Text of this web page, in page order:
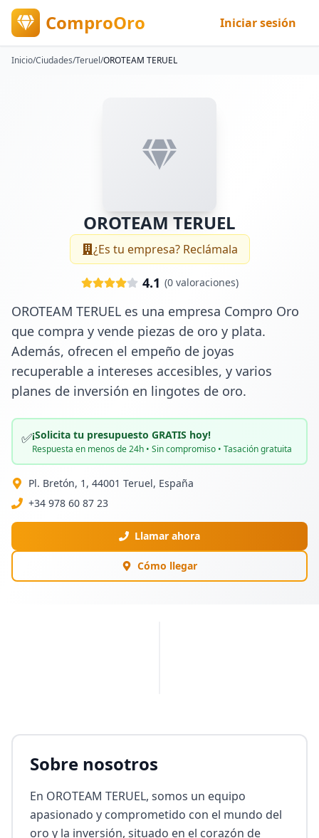
ComproOro Iniciar sesión
Inicio/Ciudades/Teruel/OROTEAM TERUEL
OROTEAM TERUEL
¿Es tu empresa? Reclámala
4.1 (0valoraciones)
OROTEAM TERUEL es una empresa Compro Oro
que compra y vende piezas de oro y plata.
Además, ofrecen el empeño de joyas
recuperable a intereses accesibles, y varios
planes de inversión en lingotes de oro.
✅¡Solicita tu presupuesto GRATIS hoy!
Respuesta en menos de 24h • Sin compromiso • Tasación gratuita
Pl. Bretón, 1, 44001 Teruel, España
+34 978 60 87 23
Llamar ahora
Cómo llegar
Sobre nosotros
En OROTEAM TERUEL, somos un equipo
apasionado y comprometido con el mundo del
oro y la inversión, situado en el corazón de